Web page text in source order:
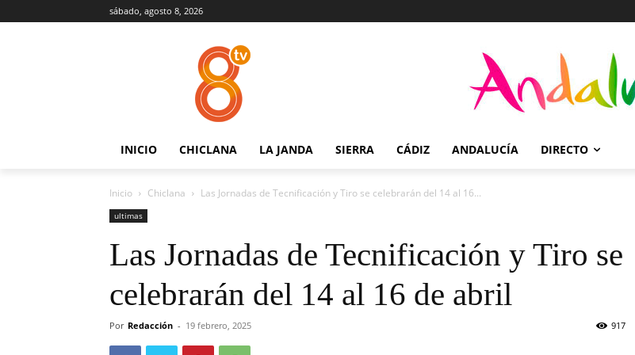
sábado, agosto 8, 2026
INICIO CHICLANA LA JANDA SIERRA CÁDIZ ANDALUCÍA DIRECTO
Inicio Chiclana Las Jornadas de Tecnificación y Tiro se celebrarán del 14 al 16...
ultimas
Las Jornadas de Tecnificación y Tiro se
celebrarán del 14 al 16 de abril
Por Redacción - 19 febrero, 2025 917